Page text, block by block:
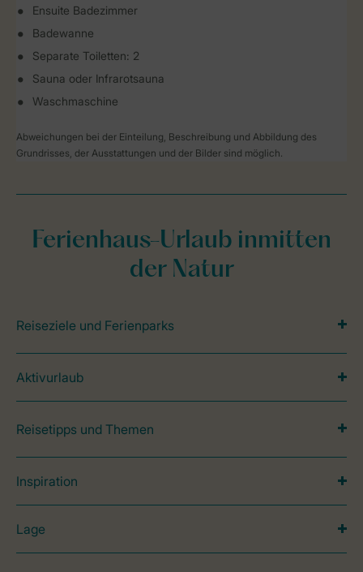
Ensuite Badezimmer
Badewanne
Separate Toiletten: 2
Sauna oder Infrarotsauna
Waschmaschine
Abweichungen bei der Einteilung, Beschreibung und Abbildung des
Grundrisses, der Ausstattungen und der Bilder sind möglich.
Ferienhaus-Urlaub inmitten
der Natur
Reiseziele und Ferienparks
Aktivurlaub
Reisetipps und Themen
Inspiration
Lage